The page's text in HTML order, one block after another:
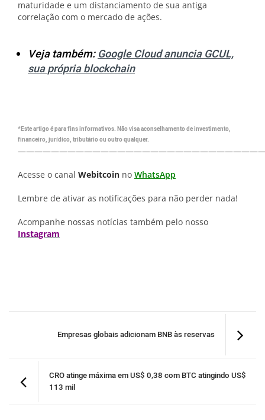
maturidade e um distanciamento de sua antiga
correlação com o mercado de ações.
Veja também:Google Cloud anuncia GCUL,
sua própria blockchain
*Este artigo é para fins informativos. Não visa aconselhamento de investimento,
financeiro, jurídico, tributário ou outro qualquer.
Acesse o canal Webitcoin no WhatsApp
Lembre de ativar as notificações para não perder nada!
Acompanhe nossas notícias também pelo nosso
Instagram
Empresas globais adicionam BNB às reservas
CRO atinge máxima em US$ 0,38 com BTC atingindo US$
113 mil